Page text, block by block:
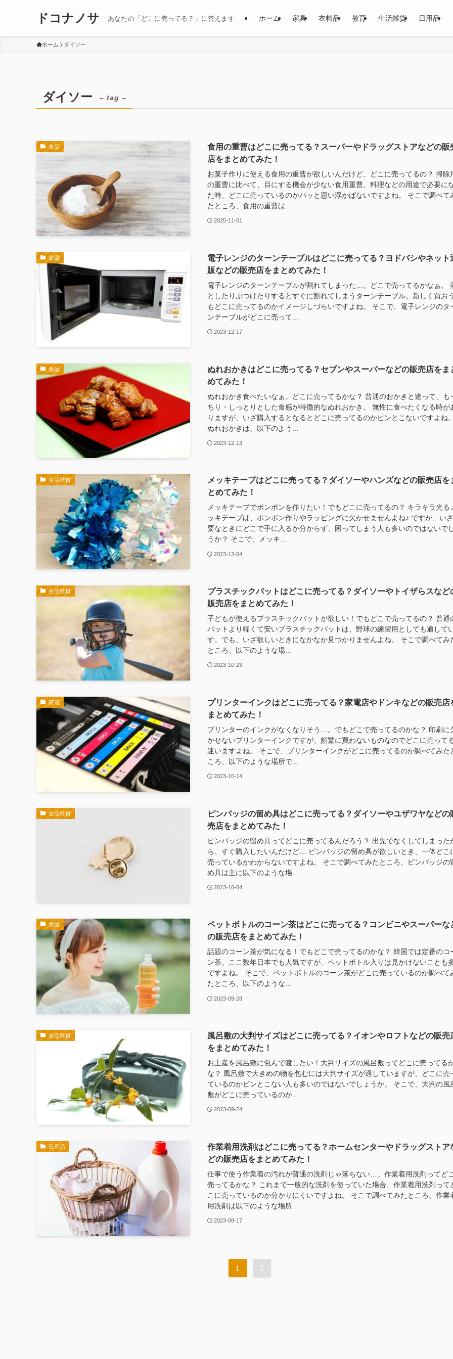
ドコナノサ あなたの「どこに売ってる？」に答えます ホーム 家具 衣料品 教育 生活雑貨 日用品
ホーム ダイソー
ダイソー – tag –
食品
食用の重曹はどこに売ってる？スーパーやドラッグストアなどの販
店をまとめてみた！
お菓子作りに使える食用の重曹が欲しいんだけど、どこに売ってるの？ 掃除
の重曹に比べて、目にする機会が少ない食用重曹。料理などの用途で必要に
た時、どこに売っているのかパッと思い浮かばないですよね。 そこで調べて
たところ、食用の重曹は...
2025-11-01
家電
電子レンジのターンテーブルはどこに売ってる？ヨドバシやネット
販などの販売店をまとめてみた！
電子レンジのターンテーブルが割れてしまった…。どこで売ってるかなぁ。
としたりぶつけたりするとすぐに割れてしまうターンテーブル。新しく買お
もどこに売ってるのかイメージしづらいですよね。 そこで、電子レンジのタ
ンテーブルがどこに売って...
2023-12-17
食品
ぬれおかきはどこに売ってる？セブンやスーパーなどの販売店をま
めてみた！
ぬれおかき食べたいなぁ。どこに売ってるかな？ 普通のおかきと違って、も
ちり・しっとりとした食感が特徴的なぬれおかき。 無性に食べたくなる時が
りますが、いざ購入するとなるとどこに売ってるのかピンとこないですよね。
ぬれおかきは、以下のよう...
2023-12-13
生活雑貨
メッキテープはどこに売ってる？ダイソーやハンズなどの販売店を
とめてみた！
メッキテープでポンポンを作りたい！でもどこに売ってるの？ キラキラ光る
ッキテープは、ポンポン作りやラッピングに欠かせませんよね♪ ですが、い
要なときにどこで手に入るか分からず、困ってしまう人も多いのではないで
うか？ そこで、メッキ...
2023-12-04
生活雑貨
プラスチックバットはどこに売ってる？ダイソーやトイザらスなど
販売店をまとめてみた！
子どもが使えるプラスチックバットが欲しい！でもどこで売ってるの？ 普通
バットより軽くて安いプラスチックバットは、野球の練習用としても適して
す。でも、いざ欲しいときになかなか見つかりませんよね。 そこで調べてみ
ところ、以下のような場...
2023-10-23
家電
プリンターインクはどこに売ってる？家電店やドンキなどの販売店
まとめてみた！
プリンターのインクがなくなりそう…。でもどこで売ってるのかな？ 印刷に
かせないプリンターインクですが、頻繁に買わないものなのでどこに売って
迷いますよね。 そこで、プリンターインクがどこに売ってるのか調べてみた
ころ、以下のような場所で...
2023-10-14
生活雑貨
ピンバッジの留め具はどこに売ってる？ダイソーやユザワヤなどの
売店をまとめてみた！
ピンバッジの留め具ってどこに売ってるんだろう？ 出先でなくしてしまった
ら、すぐ購入したいんだけど… ピンバッジの留め具が欲しいとき、一体どこ
売っているかわからないですよね。 そこで調べてみたところ、ピンバッジの
め具は主に以下のような場...
2023-10-04
食品
ペットボトルのコーン茶はどこに売ってる？コンビニやスーパーな
の販売店をまとめてみた！
話題のコーン茶が気になる！でもどこで売ってるのかな？ 韓国では定番のコ
ン茶。ここ数年日本でも人気ですが、ペットボトル入りは見かけないことも
ですよね。 そこで、ペットボトルのコーン茶がどこに売っているのか調べて
たところ、以下のような...
2023-09-28
生活雑貨
風呂敷の大判サイズはどこに売ってる？イオンやロフトなどの販売
をまとめてみた！
お土産を風呂敷に包んで渡したい！大判サイズの風呂敷ってどこに売ってる
な？ 風呂敷で大きめの物を包むには大判サイズが適していますが、どこに売
ているのかピンとこない人も多いのではないでしょうか。 そこで、大判の風
敷がどこに売っているのか...
2023-09-24
日用品
作業着用洗剤はどこに売ってる？ホームセンターやドラッグストア
どの販売店をまとめてみた！
仕事で使う作業着の汚れが普通の洗剤じゃ落ちない…。作業着用洗剤ってど
売ってるかな？ これまで一般的な洗剤を使っていた場合、作業着用洗剤って
こに売っているのか分かりにくいですよね。 そこで調べてみたところ、作業
用洗剤は以下のような場所...
2023-08-17
1 2